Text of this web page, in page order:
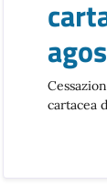
cartacea